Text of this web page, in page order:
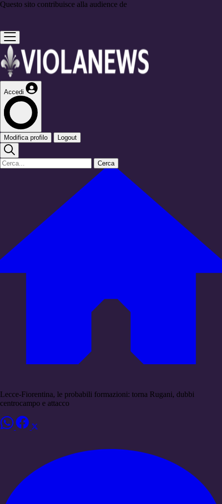
Questo sito contribuisce alla audience de
Accedi
Modifica profilo Logout
Cerca
Lecce-Fiorentina, le probabili formazioni: torna Rugani, dubbi
centrocampo e attacco